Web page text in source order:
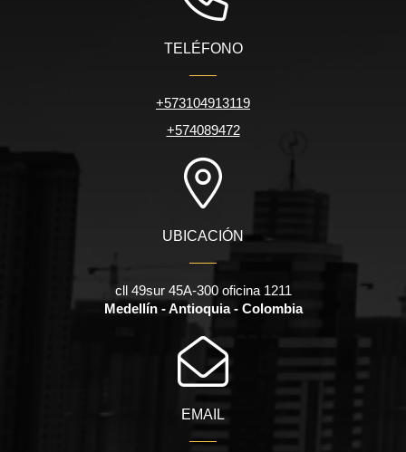
TELÉFONO
+573104913119
+574089472
UBICACIÓN
cll 49sur 45A-300 oficina 1211
Medellín - Antioquia - Colombia
EMAIL